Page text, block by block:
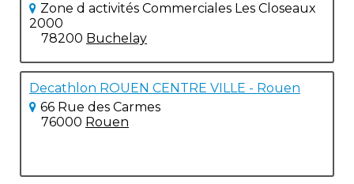
Zone d activités Commerciales Les Closeaux
2000
78200 Buchelay
Decathlon ROUEN CENTRE VILLE - Rouen
66 Rue des Carmes
76000 Rouen